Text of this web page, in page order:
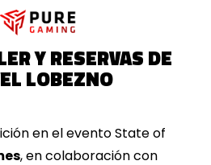
Y RESERVAS DE
LOBEZNO
en el evento State of
, en colaboración con